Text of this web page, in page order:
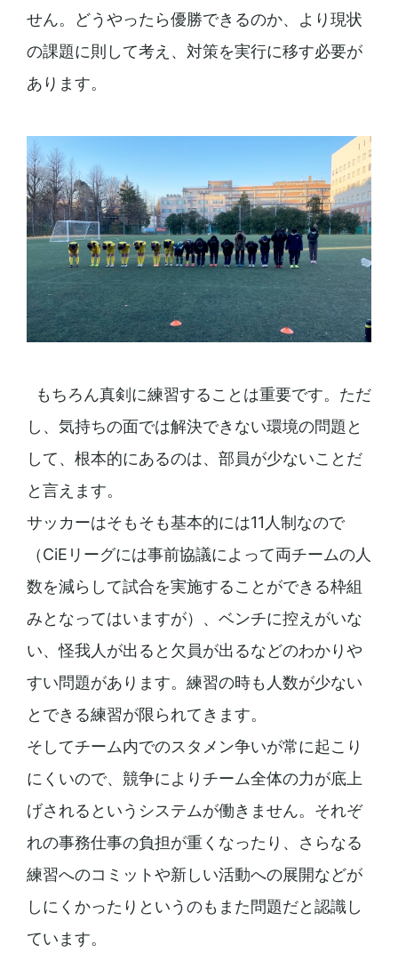
せん。どうやったら優勝できるのか、より現状
の課題に則して考え、対策を実行に移す必要が
あります。
もちろん真剣に練習することは重要です。ただ
し、気持ちの面では解決できない環境の問題と
して、根本的にあるのは、部員が少ないことだ
と言えます。
サッカーはそもそも基本的には11人制なので
（CiEリーグには事前協議によって両チームの人
数を減らして試合を実施することができる枠組
みとなってはいますが）、ベンチに控えがいな
い、怪我人が出ると欠員が出るなどのわかりや
すい問題があります。練習の時も人数が少ない
とできる練習が限られてきます。
そしてチーム内でのスタメン争いが常に起こり
にくいので、競争によりチーム全体の力が底上
げされるというシステムが働きません。それぞ
れの事務仕事の負担が重くなったり、さらなる
練習へのコミットや新しい活動への展開などが
しにくかったりというのもまた問題だと認識し
ています。